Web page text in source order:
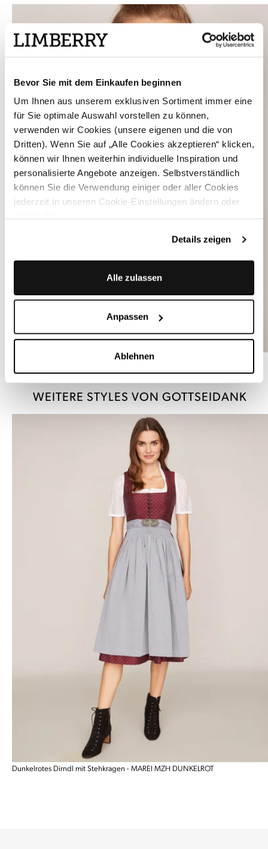
Bevor Sie mit dem Einkaufen beginnen
Um Ihnen aus unserem exklusiven Sortiment immer eine
für Sie optimale Auswahl vorstellen zu können,
verwenden wir Cookies (unsere eigenen und die von
Dritten). Wenn Sie auf „Alle Cookies akzeptieren“ klicken,
können wir Ihnen weiterhin individuelle Inspiration und
personalisierte Angebote anzeigen. Selbstverständlich
können Sie die Verwendung einiger oder aller Cookies
jederzeit in unseren Cookie-Einstellungen ändern oder
Details zeigen
Alle zulassen
Anpassen
AblehnenWeiße Dirndlbluse mit dekorativen Borten - FELICITAS
WEITERE STYLES VON GOTTSEIDANK
Dunkelrotes Dirndl mit Stehkragen - MAREI MZH DUNKELROT